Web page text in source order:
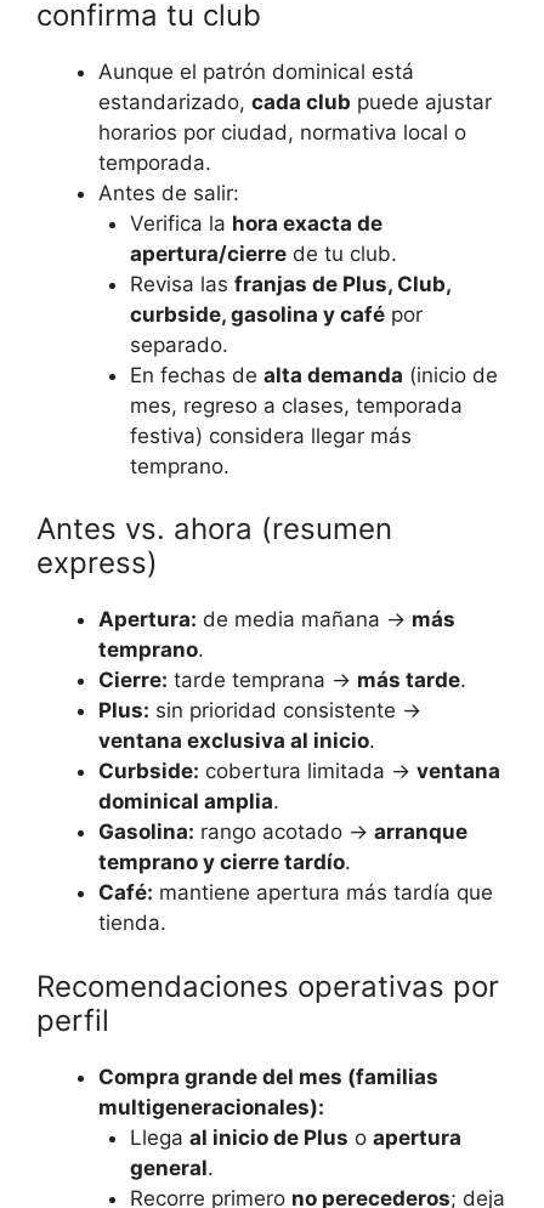
confirma tu club
Aunque el patrón dominical está
estandarizado, cada club puede ajustar
horarios por ciudad, normativa local o
temporada.
Antes de salir:
Verifica la hora exacta de
apertura/cierrede tu club.
Revisa las franjas de Plus, Club,
curbside, gasolina y cafépor
separado.
En fechas de alta demanda (inicio de
mes, regreso a clases, temporada
festiva) considera llegar más
temprano.
Antes vs. ahora (resumen
express)
Apertura: de media mañana → más
temprano.
Cierre: tarde temprana → más tarde.
Plus: sin prioridad consistente →
ventana exclusiva al inicio.
Curbside: cobertura limitada → ventana
dominical amplia.
Gasolina: rango acotado → arranque
temprano y cierre tardío.
Café: mantiene apertura más tardía que
tienda.
Recomendaciones operativas por
perfil
Compra grande del mes (familias
multigeneracionales):
Llega al inicio de Plus o apertura
general.
Recorre primero no perecederos; deja